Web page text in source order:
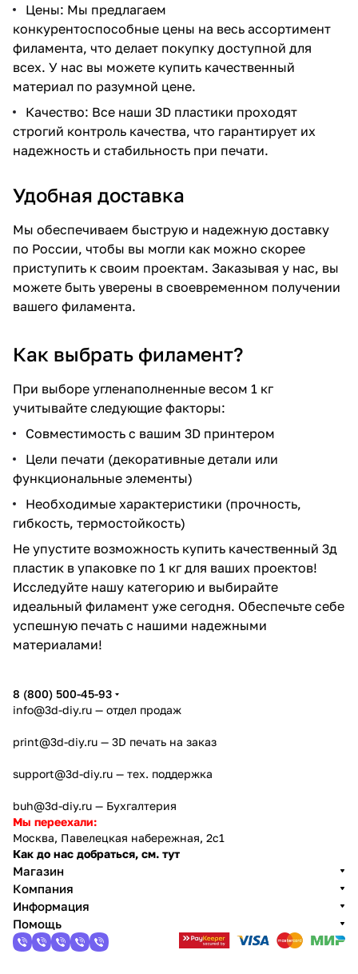
Цены: Мы предлагаем
конкурентоспособные цены на весь ассортимент
филамента, что делает покупку доступной для
всех. У нас вы можете купить качественный
материал по разумной цене.
Качество: Все наши 3D пластики проходят
строгий контроль качества, что гарантирует их
надежность и стабильность при печати.
Удобная доставка
Мы обеспечиваем быструю и надежную доставку
по России, чтобы вы могли как можно скорее
приступить к своим проектам. Заказывая у нас, вы
можете быть уверены в своевременном получении
вашего филамента.
Как выбрать филамент?
При выборе угленаполненные весом 1 кг
учитывайте следующие факторы:
Совместимость с вашим 3D принтером
Цели печати (декоративные детали или
функциональные элементы)
Необходимые характеристики (прочность,
гибкость, термостойкость)
Не упустите возможность купить качественный 3д
пластик в упаковке по 1 кг для ваших проектов!
Исследуйте нашу категорию и выбирайте
идеальный филамент уже сегодня. Обеспечьте себе
успешную печать с нашими надежными
материалами!
8 (800) 500-45-93
info@3d-diy.ru — отдел продаж
print@3d-diy.ru — 3D печать на заказ
support@3d-diy.ru — тех. поддержка
buh@3d-diy.ru — Бухгалтерия
Мы переехали:
Москва, Павелецкая набережная, 2с1
Как до нас добраться, см. тут
Магазин
Компания
Информация
Помощь